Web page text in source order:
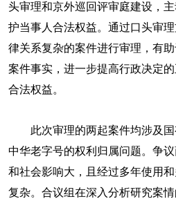
头审理和京外巡回评审庭建设，
护当事人合法权益。通过口头审
律关系复杂的案件进行审理，有
案件事实，进一步提高行政决定
合法权益。
此次审理的两起案件均涉及
中华老字号的权利归属问题。争
和社会影响大，且经过多年使用
复杂。合议组在深入分析研究案